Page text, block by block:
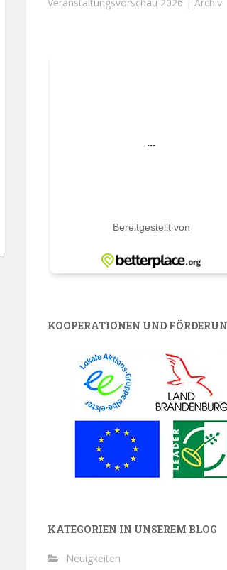
KOOPERATIONEN UND
KATEGORIEN IN UNSEREM BLOG
Neuigkeiten